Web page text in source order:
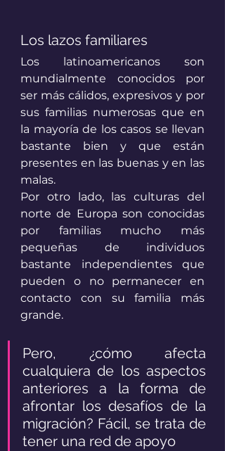
Los lazos familiares
Los latinoamericanos son
mundialmente conocidos por
ser más cálidos, expresivos y por
sus familias numerosas que en
la mayoría de los casos se llevan
bastante bien y que están
presentes en las buenas y en las
malas.
Por otro lado, las culturas del
norte de Europa son conocidas
por familias mucho más
pequeñas de individuos
bastante independientes que
pueden o no permanecer en
contacto con su familia más
grande.
Pero, ¿cómo afecta
cualquiera de los aspectos
anteriores a la forma de
afrontar los desafíos de la
migración? Fácil, se trata de
tener una red de apoyo